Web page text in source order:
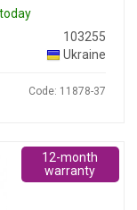
103255
Ukraine
Code: 11878-37
12-month
warranty